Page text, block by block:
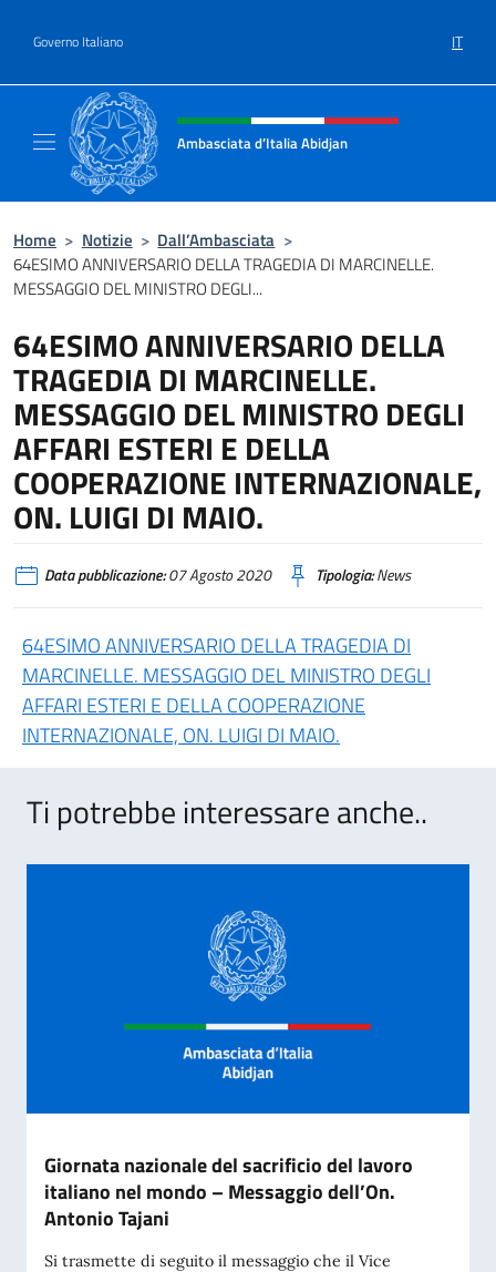
Governo Italiano IT
Intestazione sito, social e menù
Ambasciata d’Italia Abidjan
Home > Notizie > Dall’Ambasciata >
64ESIMO ANNIVERSARIO DELLA TRAGEDIA DI MARCINELLE.
MESSAGGIO DEL MINISTRO DEGLI...
64ESIMO ANNIVERSARIO DELLA
TRAGEDIA DI MARCINELLE.
MESSAGGIO DEL MINISTRO DEGLI
AFFARI ESTERI E DELLA
COOPERAZIONE INTERNAZIONALE,
ON. LUIGI DI MAIO.
Data pubblicazione:07 Agosto 2020 Tipologia:News
64ESIMO ANNIVERSARIO DELLA TRAGEDIA DI
MARCINELLE. MESSAGGIO DEL MINISTRO DEGLI
AFFARI ESTERI E DELLA COOPERAZIONE
INTERNAZIONALE, ON. LUIGI DI MAIO.
Ti potrebbe interessare anche..
Giornata nazionale del sacrificio del lavoro
italiano nel mondo – Messaggio dell’On.
Antonio Tajani
Si trasmette di seguito il messaggio che il Vice